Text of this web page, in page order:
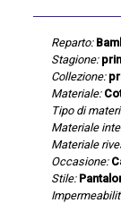
Reparto:
Stagione:
Collezione:
Materiale:
Tipo di
Materiale
Materiale
Occasione:
Stile: